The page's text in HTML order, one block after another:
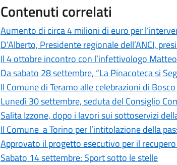
Contenuti correlati
Aumento di circa 4 milioni di euro per
D’Alberto, Presidente regionale dell’ANCI,
Il 4 ottobre incontro con l’infettivologo
Da sabato 28 settembre, “La Pinacoteca si
Il Comune di Teramo alle celebrazioni di
Lunedì 30 settembre, seduta del Consiglio
Salita Izzone, dopo i lavori sui sottoservizi
Il Comune a Torino per l’intitolazione della
Approvato il progetto esecutivo per il
Sabato 14 settembre: Sport sotto le stelle